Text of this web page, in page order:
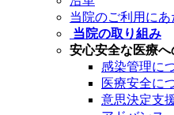
当院のご利用にあ
当院の取り組み
安心安全な医療
感染管理に
医療安全に
意思決定支